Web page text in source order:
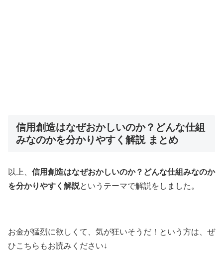
信用創造はなぜおかしいのか？どんな仕組
みなのかを分かりやすく解説 まとめ
以上、 信用創造はなぜおかしいのか？どんな仕組みなのか
を分かりやすく解説というテーマで解説をしました。
お金が猛烈に欲しくて、気が狂いそうだ！という方は、ぜ
ひこちらもお読みください↓